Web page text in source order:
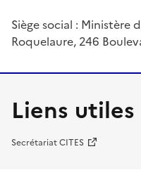
Siège social : Ministère
Roquelaure, 246
Liens utiles
Secrétariat CITES